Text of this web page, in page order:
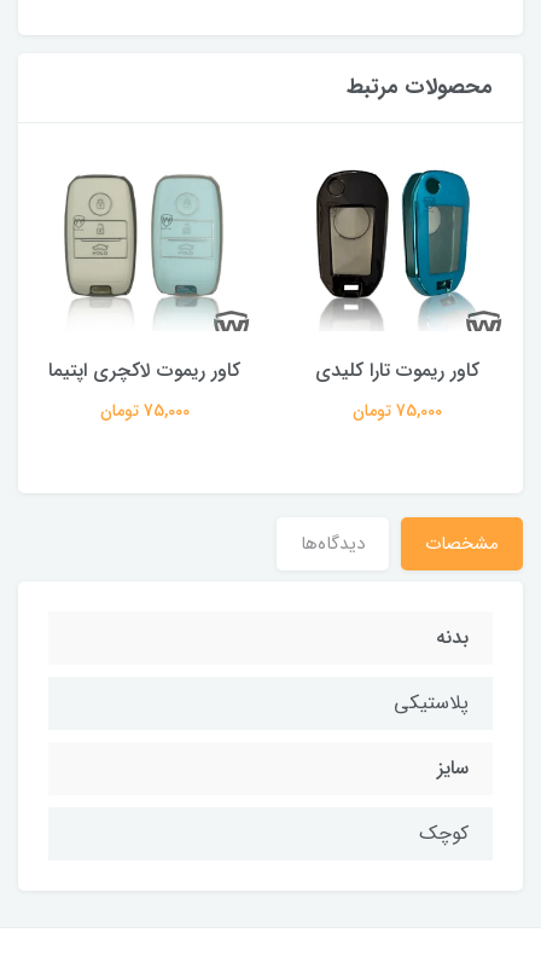
محصولات مرتبط
کاور ریموت تارا کلیدی
75,000 تومان
کاور ریموت لاکچری اپتیما
75,000 تومان
مشخصات دیدگاه‌ها
بدنه
پلاستیکی
سایز
کوچک